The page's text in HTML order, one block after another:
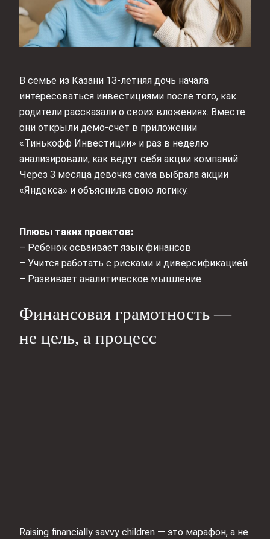
В семье из Казани 13-летняя дочь начала
интересоваться инвестициями после того, как
родители рассказали о своих вложениях. Вместе
они открыли демо-счет в приложении
«Тинькофф Инвестиции» и раз в неделю
анализировали, как ведут себя акции компаний.
Через 3 месяца девочка сама выбрала акции
«Яндекса» и объяснила свою логику.
Плюсы таких проектов:
– Ребенок осваивает язык финансов
– Учится работать с рисками и диверсификацией
– Развивает аналитическое мышление
Финансовая грамотность —
не цель, а процесс
Raising financially savvy children — это марафон, а не